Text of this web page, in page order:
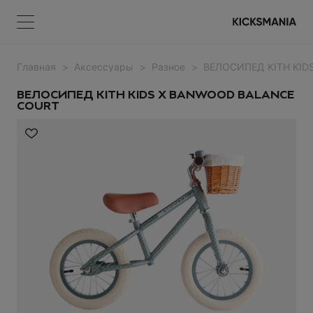
Главная Аксессуары Разное ВЕЛОСИПЕД KITH KIDS
ВЕЛОСИПЕД KITH KIDS X BANWOOD BALANCE
COURT
Меню ВОЙТИ
ВОЙТИ
Забыли пароль?
Меню КОРЗИНА